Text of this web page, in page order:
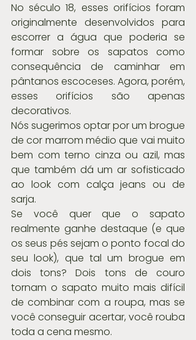
No século 18, esses orifícios foram
originalmente desenvolvidos para
escorrer a água que poderia se
formar sobre os sapatos como
consequência de caminhar em
pântanos escoceses. Agora, porém,
esses orifícios são apenas
decorativos.
Nós sugerimos optar por um brogue
de cor marrom médio que vai muito
bem com terno cinza ou azil, mas
que também dá um ar sofisticado
ao look com calça jeans ou de
sarja.
Se você quer que o sapato
realmente ganhe destaque (e que
os seus pés sejam o ponto focal do
seu look), que tal um brogue em
dois tons? Dois tons de couro
tornam o sapato muito mais difícil
de combinar com a roupa, mas se
você conseguir acertar, você rouba
toda a cena mesmo.